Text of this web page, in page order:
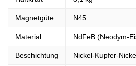
Magnetgüte N45
Material NdFeB (Neodym-
Beschichtung Nickel-Kupfer-